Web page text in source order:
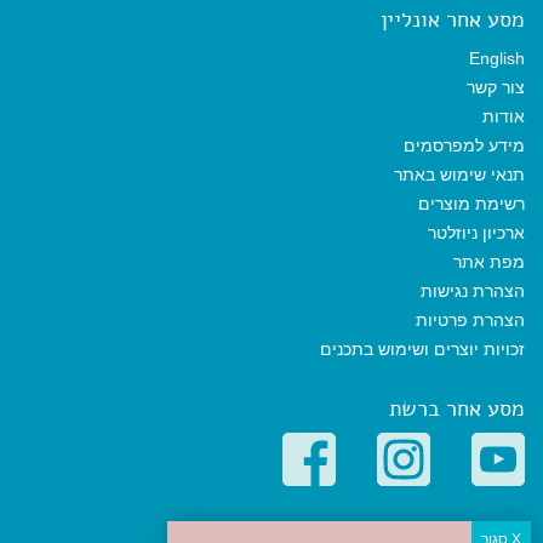
מסע אחר אונליין
English
צור קשר
אודות
מידע למפרסמים
תנאי שימוש באתר
רשימת מוצרים
ארכיון ניוזלטר
מפת אתר
הצהרת נגישות
הצהרת פרטיות
זכויות יוצרים ושימוש בתכנים
מסע אחר ברשת
קטגוריות פופולריות